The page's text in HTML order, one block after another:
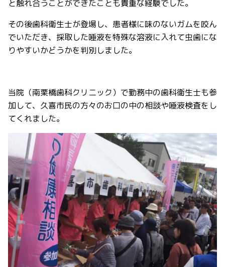
と触れ合うことができたことも貴重な経験でした。
その後歯科衛生士が登場し、患者様に味のないガムを咬ん
でいただき、採取した唾液を特殊な溶液に入れて虫歯にな
りやすいかどうかを判別しました。
当院（南栗橋歯科クリニック）で勤務中の歯科衛生士も参
加して、久喜市民の方々のお口の中の相談や唾液検査をし
てくれました。